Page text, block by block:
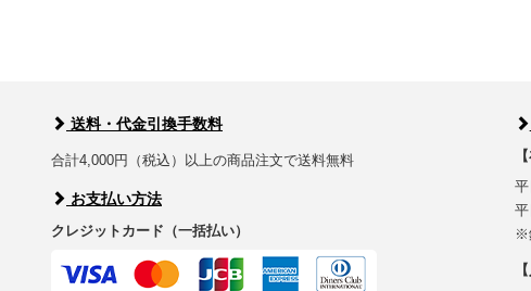
送料・代金引換手数料
合計4,000円（税込）以上の商品注文で送料無料
お支払い方法
クレジットカード（一括払い）
※